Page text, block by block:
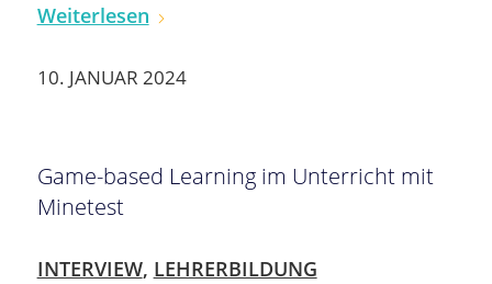
Weiterlesen
10. JANUAR 2024
Game-based Learning im Unterricht mit
Minetest
INTERVIEW, LEHRERBILDUNG